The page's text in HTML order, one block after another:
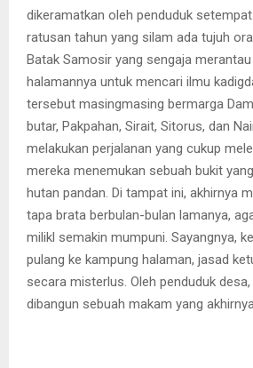
dikeramatkan oleh penduduk
ratusan tahun yang silam ada tujuh
Batak Samosir yang sengaja
halamannya untuk mencari ilmu
tersebut masingmasing bermarga
butar, Pakpahan, Sirait, Sitorus, dan
melakukan perjalanan yang cukup
mereka menemukan sebuah bukit
hutan pandan. Di tampat ini, akhirnya
tapa brata berbulan-bulan lamanya,
milikl semakin mumpuni. Sayangnya,
pulang ke kampung halaman, jasad
secara misterlus. Oleh penduduk
dibangun sebuah makam yang